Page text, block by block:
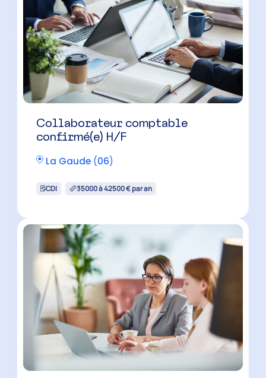
Collaborateur comptable
confirmé(e) H/F
La Gaude (06)
CDI 35000 à 42500 € par an